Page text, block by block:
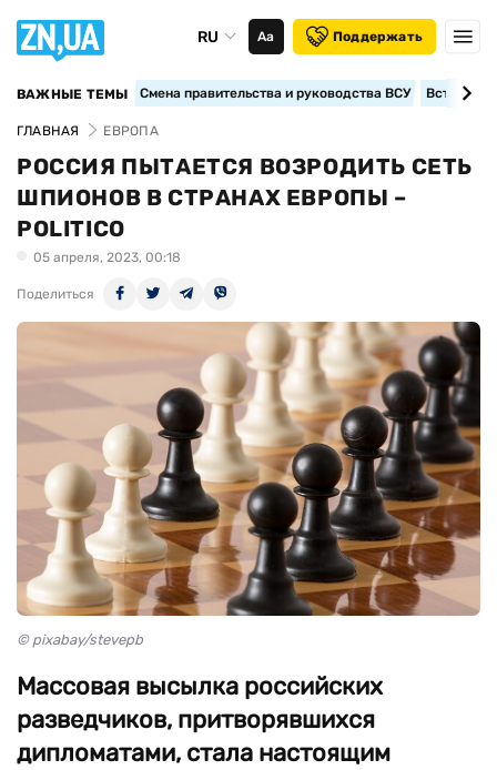
RU Аа Поддержать
ВАЖНЫЕ ТЕМЫ Смена правительства и руководства ВСУ
ГЛАВНАЯ ЕВРОПА
РОССИЯ ПЫТАЕТСЯ ВОЗРОДИТЬ СЕТЬ
ШПИОНОВ В СТРАНАХ ЕВРОПЫ –
POLITICO
05 апреля, 2023, 00:18
Поделиться
© pixabay/stevepb
Массовая высылка российских
разведчиков, притворявшихся
дипломатами, стала настоящим